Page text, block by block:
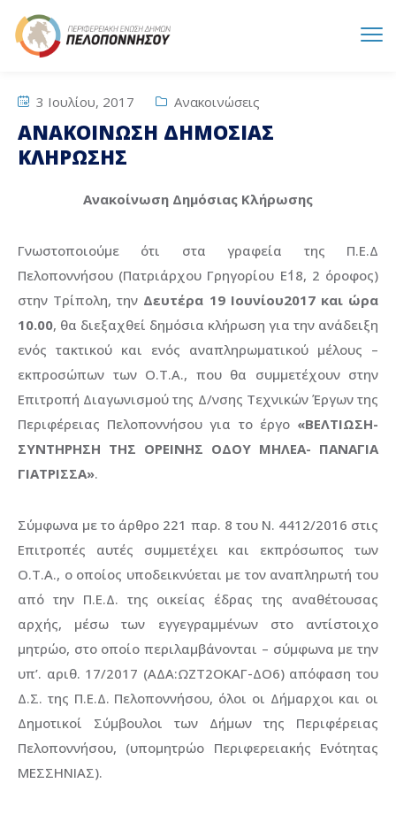
3 Ιουλίου, 2017 Ανακοινώσεις
ΑΝΑΚΟΙΝΩΣΗ ΔΗΜΟΣΙΑΣ
ΚΛΗΡΩΣΗΣ
Ανακοίνωση Δημόσιας Κλήρωσης
Γνωστοποιούμε ότι στα γραφεία της Π.Ε.Δ
Πελοποννήσου (Πατριάρχου Γρηγορίου Ε΄18, 2 όροφος)
στην Τρίπολη, την Δευτέρα 19 Ιουνίου2017 και ώρα
10.00, θα διεξαχθεί δημόσια κλήρωση για την ανάδειξη
ενός τακτικού και ενός αναπληρωματικού μέλους –
εκπροσώπων των Ο.Τ.Α., που θα συμμετέχουν στην
Επιτροπή Διαγωνισμού της Δ/νσης Τεχνικών Έργων της
Περιφέρειας Πελοποννήσου για το έργο «ΒΕΛΤΙΩΣΗ-
ΣΥΝΤΗΡΗΣΗ ΤΗΣ ΟΡΕΙΝΗΣ ΟΔΟΥ ΜΗΛΕΑ- ΠΑΝΑΓΙΑ
ΓΙΑΤΡΙΣΣΑ».
Σύμφωνα με το άρθρο 221 παρ. 8 του Ν. 4412/2016 στις
Επιτροπές αυτές συμμετέχει και εκπρόσωπος των
Ο.Τ.Α., ο οποίος υποδεικνύεται με τον αναπληρωτή του
από την Π.Ε.Δ. της οικείας έδρας της αναθέτουσας
αρχής, μέσω των εγγεγραμμένων στο αντίστοιχο
μητρώο, στο οποίο περιλαμβάνονται – σύμφωνα με την
υπ’. αριθ. 17/2017 (ΑΔΑ:ΩΖΤ2ΟΚΑΓ-ΔΟ6) απόφαση του
Δ.Σ. της Π.Ε.Δ. Πελοποννήσου, όλοι οι Δήμαρχοι και οι
Δημοτικοί Σύμβουλοι των Δήμων της Περιφέρειας
Πελοποννήσου, (υπομητρώο Περιφερειακής Ενότητας
ΜΕΣΣΗΝΙΑΣ).